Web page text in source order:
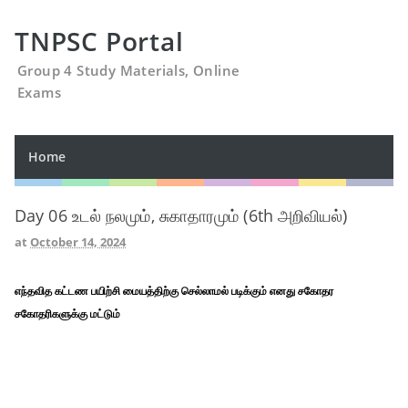
TNPSC Portal
Group 4 Study Materials, Online
Exams
Home
Day 06 உடல் நலமும், சுகாதாரமும் (6th அறிவியல்)
at October 14, 2024
எந்தவித கட்டண பயிற்சி மையத்திற்கு செல்லாமல் படிக்கும் எனது சகோதர
சகோதரிகளுக்கு மட்டும்